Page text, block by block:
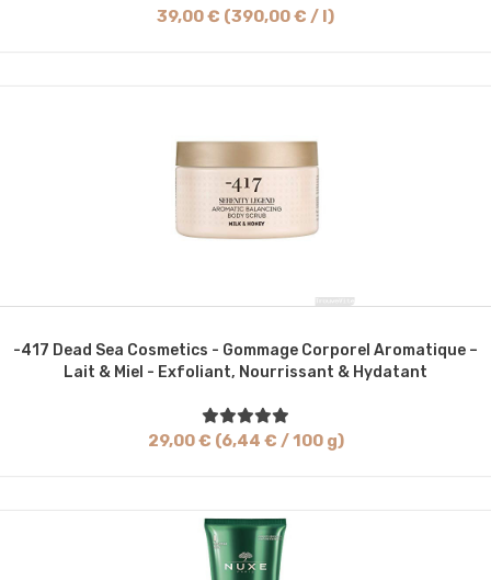
39,00 € (390,00 € / l)
-417 Dead Sea Cosmetics - Gommage Corporel Aromatique –
Lait & Miel - Exfoliant, Nourrissant & Hydatant
29,00 € (6,44 € / 100 g)